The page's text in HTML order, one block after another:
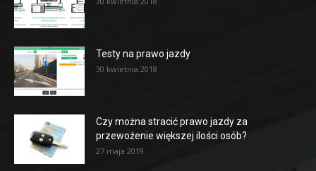
Testy na prawo jazdy
30 kwietnia 2018
Czy można stracić prawo jazdy za
przewożenie większej ilości osób?
27 maja 2019